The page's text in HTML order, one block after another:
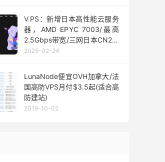
V.PS：新增日本高性能云服务
器，AMD EPYC 7003/最高
2.5Gbps带宽/三网日本CN2线
路，月付€47.95起
2025-02-24
LunaNode便宜OVH加拿大/法
国高防VPS月付$3.5起(适合高
防建站)
2019-10-02